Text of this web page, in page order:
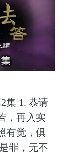
集 1. 恭请
，再入实
有觉，俱
罪，无不